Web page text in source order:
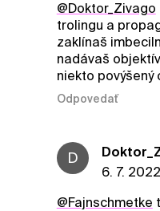
@Doktor_Zivago
trolingu a
zaklínaš
nadávaš
niekto povýšený
Odpovedať
D
6. 7.
@Fajnschmetke